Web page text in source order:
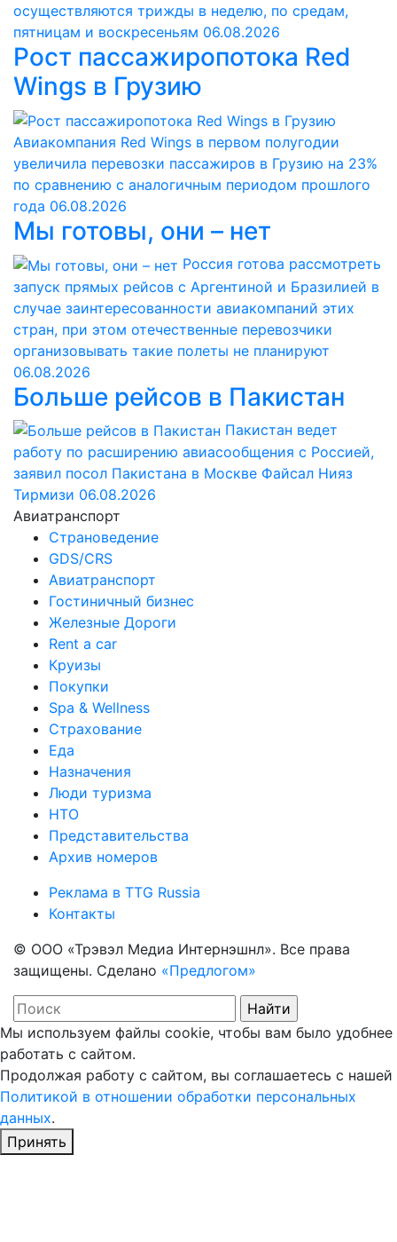
осуществляются трижды в неделю, по средам,
пятницам и воскресеньям 06.08.2026
Рост пассажиропотока Red
Wings в Грузию
Авиакомпания Red Wings в первом полугодии
увеличила перевозки пассажиров в Грузию на 23%
по сравнению с аналогичным периодом прошлого
года 06.08.2026
Мы готовы, они – нет
Россия готова рассмотреть
запуск прямых рейсов с Аргентиной и Бразилией в
случае заинтересованности авиакомпаний этих
стран, при этом отечественные перевозчики
организовывать такие полеты не планируют
06.08.2026
Больше рейсов в Пакистан
Пакистан ведет
работу по расширению авиасообщения с Россией,
заявил посол Пакистана в Москве Файсал Нияз
Тирмизи 06.08.2026
Авиатранспорт
Страноведение
GDS/CRS
Авиатранспорт
Гостиничный бизнес
Железные Дороги
Rent a car
Круизы
Покупки
Spa & Wellness
Страхование
Еда
Назначения
Люди туризма
НТО
Представительства
Архив номеров
Реклама в TTG Russia
Контакты
© ООО «Трэвэл Медиа Интернэшнл». Все права
защищены. Сделано «Предлогом»
Мы используем файлы cookie, чтобы вам было удобнее
работать с сайтом.
Продолжая работу с сайтом, вы соглашаетесь с нашей
Политикой в отношении обработки персональных
данных.
Принять